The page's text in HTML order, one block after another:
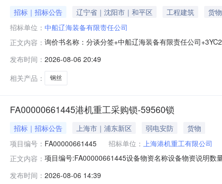
招标｜招标公告 辽宁省｜沈阳市｜和平区 工程建筑
货物
招标单位： 中船辽海装备有限责任公司
正文内容： 询价书名称：分谈分签+中船辽海装备有限责任公司
价：否附加费（附加费包括运费、包装费、服务费、其
发布时间： 2026-08-06 20:49
相关产品：
钢丝
FA00000661445港机重工采购锁-59560锁
招标｜招标公告 上海市｜浦东新区 弱电安防
货物
项目编号： FA00000661445 招标单位： 上海港机重工有限公司
正文内容： 项目编号:FA00000661445设备物资名称设备物资说明数
手082012-1N；采购要求：；SAP询价单：
发布时间： 2026-08-06 14:39